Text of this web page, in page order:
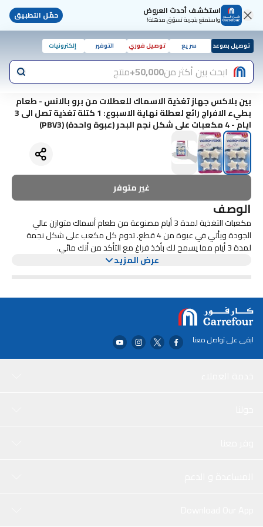
استكشف أحدث العروض
واستمتع بتجربة تسوّق مذهلة! حمّل التطبيق
توصيل بموعد سريع توصيل فوري التوفير إلكترونيات
ابحث بين أكثر من50,000+ منتج
بين بلاكس جهاز تغذية الاسماك للعطلات من برو بالانس - طعام
بطيء الافراج رائع لعطلة نهاية الاسبوع: 1 كتلة تغذية تصل الى 3
ايام - 4 مكعبات على شكل نجم البحر (عبوة واحدة) (PBV3)
غير متوفر
الوصف
مكعبات التغذية لمدة 3 أيام مصنوعة من طعام أسماك متوازن عالي
الجودة ويأتي في عبوة من 4 قطع. تدوم كل مكعب على شكل نجمة
لمدة 3 أيام مما يسمح لك بأخذ فراغ مع التأكد من أنك مائي.
عرض المزيد
ابقى على تواصل معنا